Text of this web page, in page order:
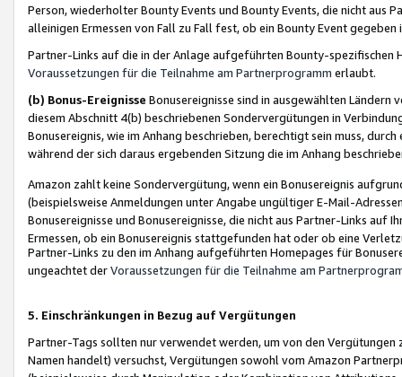
Person, wiederholter Bounty Events und Bounty Events, die nicht
alleinigen Ermessen von Fall zu Fall fest, ob ein Bounty Event
Partner-Links auf die in der Anlage aufgeführten Bounty-spezifischen
Voraussetzungen für die Teilnahme am Partnerprogramm erlaubt.
(b) Bonus-Ereignisse Bonusereignisse sind in ausgewählten Ländern
diesem Abschnitt 4(b) beschriebenen Sondervergütungen in
Bonusereignis, wie im Anhang beschrieben, berechtigt sein muss,
während der sich daraus ergebenden Sitzung die im Anhang
Amazon zahlt keine Sondervergütung, wenn ein Bonusereignis
(beispielsweise Anmeldungen unter Angabe ungültiger E-Mail-
Bonusereignisse und Bonusereignisse, die nicht aus Partner-Links auf
Ermessen, ob ein Bonusereignis stattgefunden hat oder ob eine
Partner-Links zu den im Anhang aufgeführten Homepages für
ungeachtet derVoraussetzungen für die Teilnahme am
5. Einschränkungen in Bezug auf Vergütungen
Partner-Tags sollten nur verwendet werden, um von den
Namen handelt) versuchst, Vergütungen sowohl vom Amazon